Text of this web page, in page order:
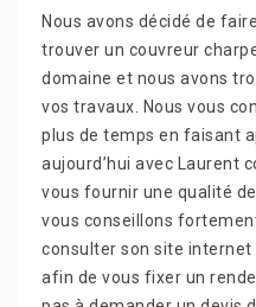
Nous avons décidé de
trouver un couvreur
domaine et nous avons
vos travaux. Nous vous
plus de temps en faisant
aujourd’hui avec Laurent
vous fournir une qualité
vous conseillons
consulter son site internet
afin de vous fixer un